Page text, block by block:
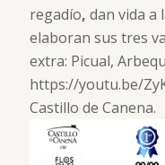
regadío, dan vida a
elaboran sus tres
extra: Picual,
https://youtu.be/
Castillo de Canena.